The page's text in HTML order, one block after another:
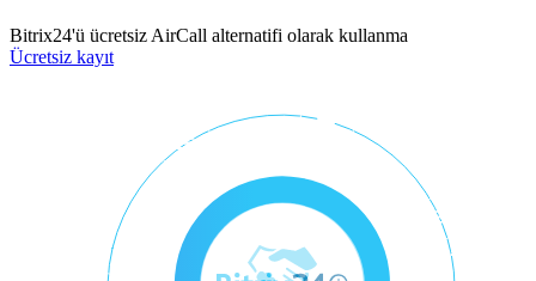
Bitrix24'ü ücretsiz AirCall alternatifi olarak kullanma
Ücretsiz kayıt